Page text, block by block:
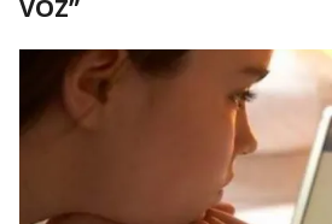
VOZ”